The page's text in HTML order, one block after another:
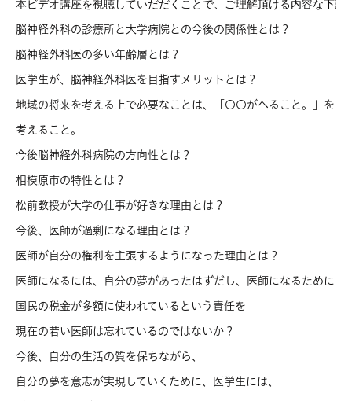
脳神経外科の診療所と大学病院との今後の関係性とは？
脳神経外科医の多い年齢層とは？
医学生が、脳神経外科医を目指すメリットとは？
地域の将来を考える上で必要なことは、「〇〇がへること。」を
考えること。
今後脳神経外科病院の方向性とは？
相模原市の特性とは？
松前教授が大学の仕事が好きな理由とは？
今後、医師が過剰になる理由とは？
医師が自分の権利を主張するようになった理由とは？
医師になるには、自分の夢があったはずだし、医師になるために
国民の税金が多額に使われているという責任を
現在の若い医師は忘れているのではないか？
今後、自分の生活の質を保ちながら、
自分の夢を意志が実現していくために、医学生には、